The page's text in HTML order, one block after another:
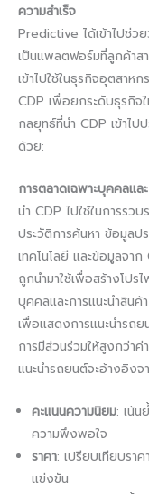
ความสำเร็จ
Predictive ได้เข้าไปช่ว
เป็นแพลตฟอร์มที่ลูกค้าส
เข้าไปใช้ในธุรกิจอุตสาห
CDP เพื่อยกระดับธุรกิจ
กลยุทธ์ที่นำ CDP เข้าไป
ด้วย:
การตลาดเฉพาะบุคคลแล
นำ CDP ไปใช้ในการรว
ประวัติการค้นหา ข้อมูลป
เทคโนโลยี และข้อมูลจา
ถูกนำมาใช้เพื่อสร้างโปร
บุคคลและการแนะนำสิน
เพื่อแสดงการแนะนำรถ
การมีส่วนร่วมให้สูงกว่าค่
แนะนำรถยนต์จะอ้างอิง
คะแนนความนิยม: เน้น
ความพึงพอใจ
ราคา: เปรียบเทียบรา
แข่งขัน